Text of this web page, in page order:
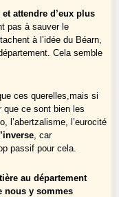
attendre d’eux plus
pas à sauver le
à l’idée du Béarn,
Cela semble
ces querelles,mais si
que ce sont bien les
l’abertzalisme, l’eurocité
, car
passif pour cela.
au département
nous y sommes